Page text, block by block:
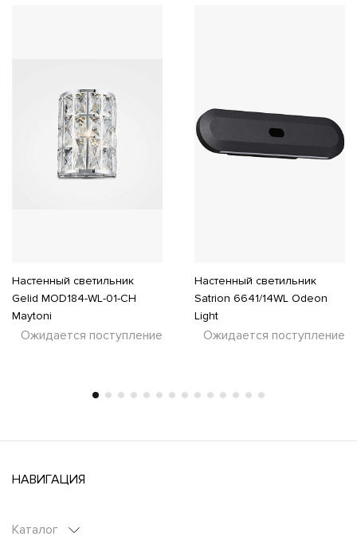
Настенный светильник
Gelid MOD184-WL-01-CH
Maytoni
Ожидается поступление
Настенный светильник
Satrion 6641/14WL Odeon
Light
Ожидается поступление
НАВИГАЦИЯ
Каталог